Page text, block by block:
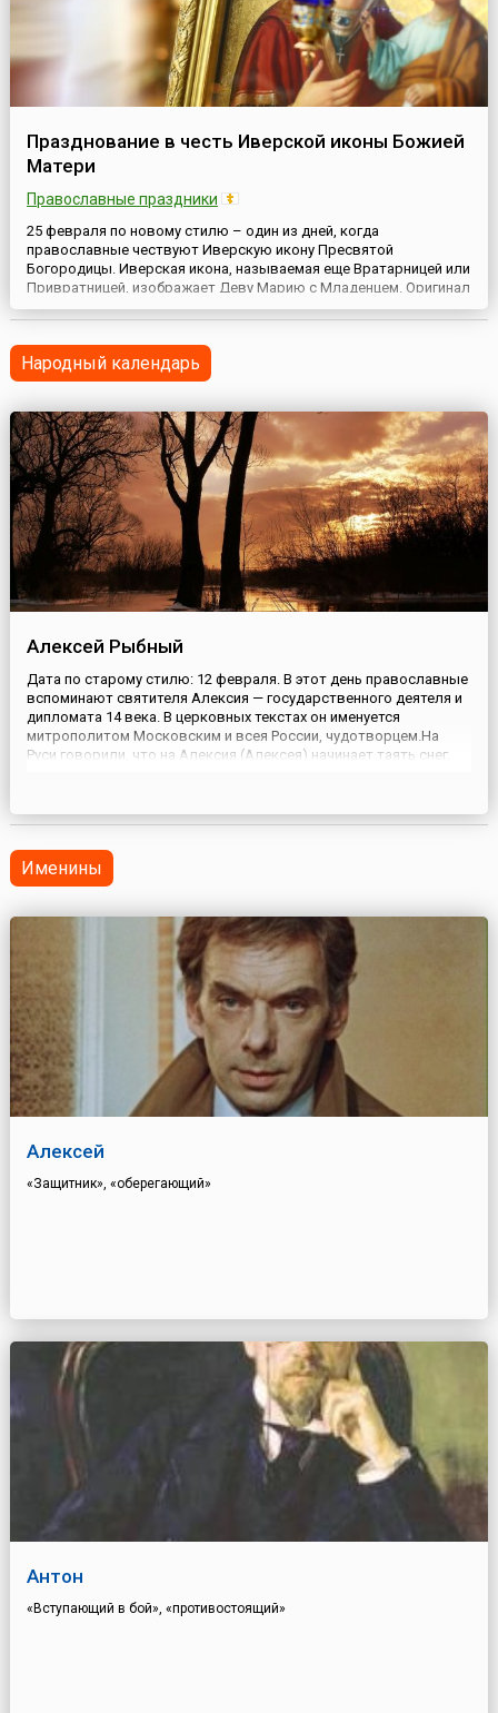
Празднование в честь Иверской иконы Божией
Матери
Православные праздники
25 февраля по новому стилю – один из дней, когда
православные чествуют Иверскую икону Пресвятой
Богородицы. Иверская икона, называемая еще Вратарницей или
Привратницей, изображает Деву Марию с Младенцем. Оригинал
образа находится в Иверском монастыре на горе Афон в
Греции. Согласно преданию, икону написал евангелист Лука,
сподвижник апостола Павла. А 25 февраля празднуется день
обретения Иверс...
Народный календарь
Алексей Рыбный
Дата по старому стилю: 12 февраля. В этот день православные
вспоминают святителя Алексия — государственного деятеля и
дипломата 14 века. В церковных текстах он именуется
митрополитом Московским и всея России, чудотворцем.На
Руси говорили, что на Алексия (Алексея) начинает таять снег,
Именины
Алексей
«Защитник», «оберегающий»
Антон
«Вступающий в бой», «противостоящий»